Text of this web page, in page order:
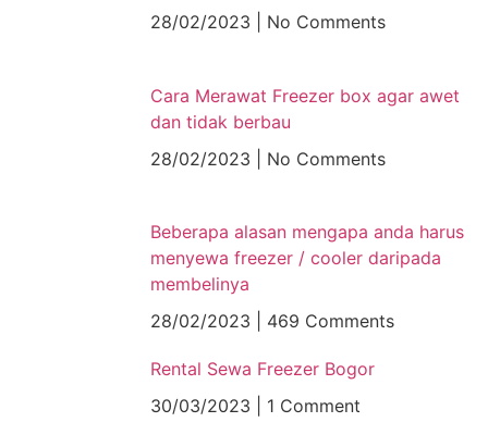
28/02/2023
No Comments
Cara Merawat Freezer box agar awet
dan tidak berbau
28/02/2023
No Comments
Beberapa alasan mengapa anda harus
menyewa freezer / cooler daripada
membelinya
28/02/2023
469 Comments
Rental Sewa Freezer Bogor
30/03/2023
1 Comment